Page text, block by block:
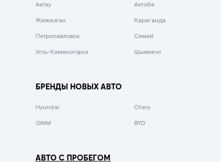
Зеленый металлик
Актау Актобе
Жезказган Караганда
Петропавловск Семей
Усть-Каменогорск Шымкент
БРЕНДЫ НОВЫХ АВТО
Hyundai Chery
GWM BYD
АВТО С ПРОБЕГОМ